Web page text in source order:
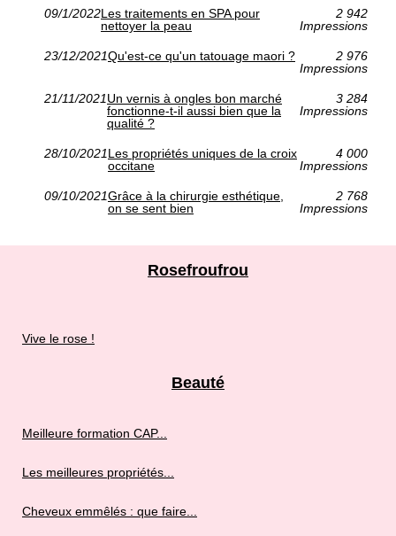
09/1/2022Les traitements en SPA pour
nettoyer la peau
2 942
Impressions
23/12/2021Qu'est-ce qu'un tatouage maori ?
2 976
Impressions
21/11/2021Un vernis à ongles bon marché
fonctionne-t-il aussi bien que la
qualité ?
3 284
Impressions
28/10/2021Les propriétés uniques de la croix
occitane
4 000
Impressions
09/10/2021Grâce à la chirurgie esthétique,
on se sent bien
2 768
Impressions
Rosefroufrou
Vive le rose !
Beauté
Meilleure formation CAP...
Les meilleures propriétés...
Cheveux emmêlés : que faire...